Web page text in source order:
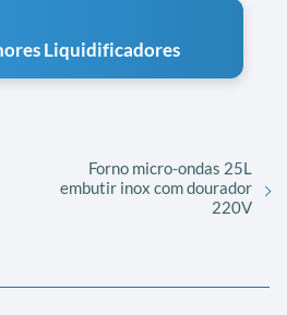
Liquidificadores
Forno micro-ondas 25L
embutir inox com dourador
220V